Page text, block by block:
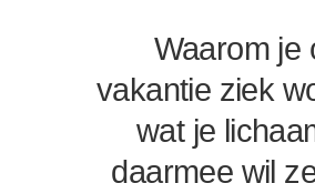
Waarom je
vakantie ziek
wat je
daarmee wil